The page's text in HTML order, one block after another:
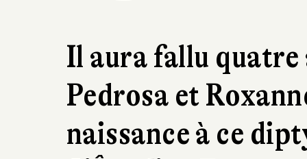
Il aura fallu
Pedrosa et
naissance à ce